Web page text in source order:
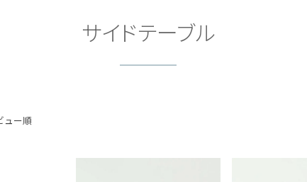
サイドテーブル
ュー順